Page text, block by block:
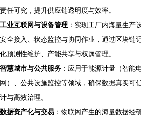
责任可究，提升供应链透明度与效率。
工业互联网与设备管理 ：实现工厂内海量生产
安全接入、状态监控与协同作业，通过区块链
化预测性维护、产能共享与权属管理。
智慧城市与公共服务 ：应用于能源计量（智能
网）、公共设施监控等领域，确保数据真实可
计与高效治理。
数据资产化与交易 ：物联网产生的海量数据经